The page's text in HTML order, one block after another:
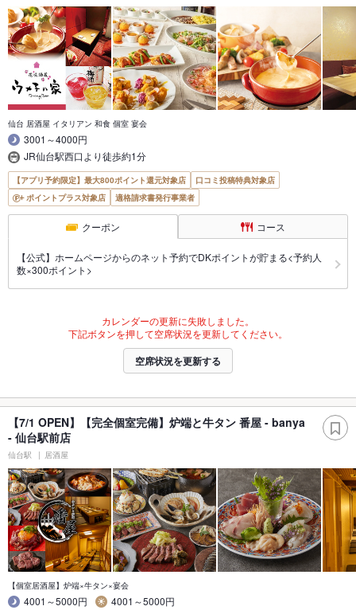
仙台 居酒屋 イタリアン 和食 個室 宴会
3001～4000円
JR仙台駅西口より徒歩約1分
【アプリ予約限定】最大800ポイント還元対象店
口コミ投稿特典対象店
ポイントプラス対象店
適格請求書発行事業者
クーポン コース
【公式】ホームページからのネット予約でDKポイントが貯まる<予約人
数×300ポイント>
カレンダーの更新に失敗しました。
下記ボタンを押して空席状況を更新してください。
空席状況を更新する
【7/1 OPEN】【完全個室完備】炉端と牛タン 番屋 - banya
- 仙台駅前店
仙台駅 居酒屋
【個室居酒屋】炉端×牛タン×宴会
4001～5000円
4001～5000円